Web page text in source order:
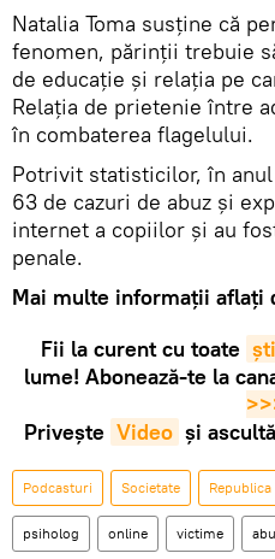
Natalia Toma susține că
fenomen, părinții trebuie
de educație și relația pe
Relația de prietenie între
în combaterea flagelului.
Potrivit statisticilor, în
63 de cazuri de abuz și
internet a copiilor și au
penale.
Mai multe informații aflați
Fii la curent cu toate
lume! Abonează-te la
Privește Video și ascultă
Podcasturi Societate
psiholog online victime